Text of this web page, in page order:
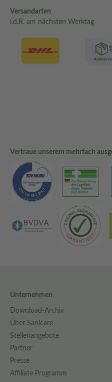
Versandarten
i.d.R. am nächsten Werktag
Vertraue unserem mehrfach
Unternehmen
Download-Archiv
Über Sanicare
Stellenangebote
Partner
Presse
Affiliate Programm